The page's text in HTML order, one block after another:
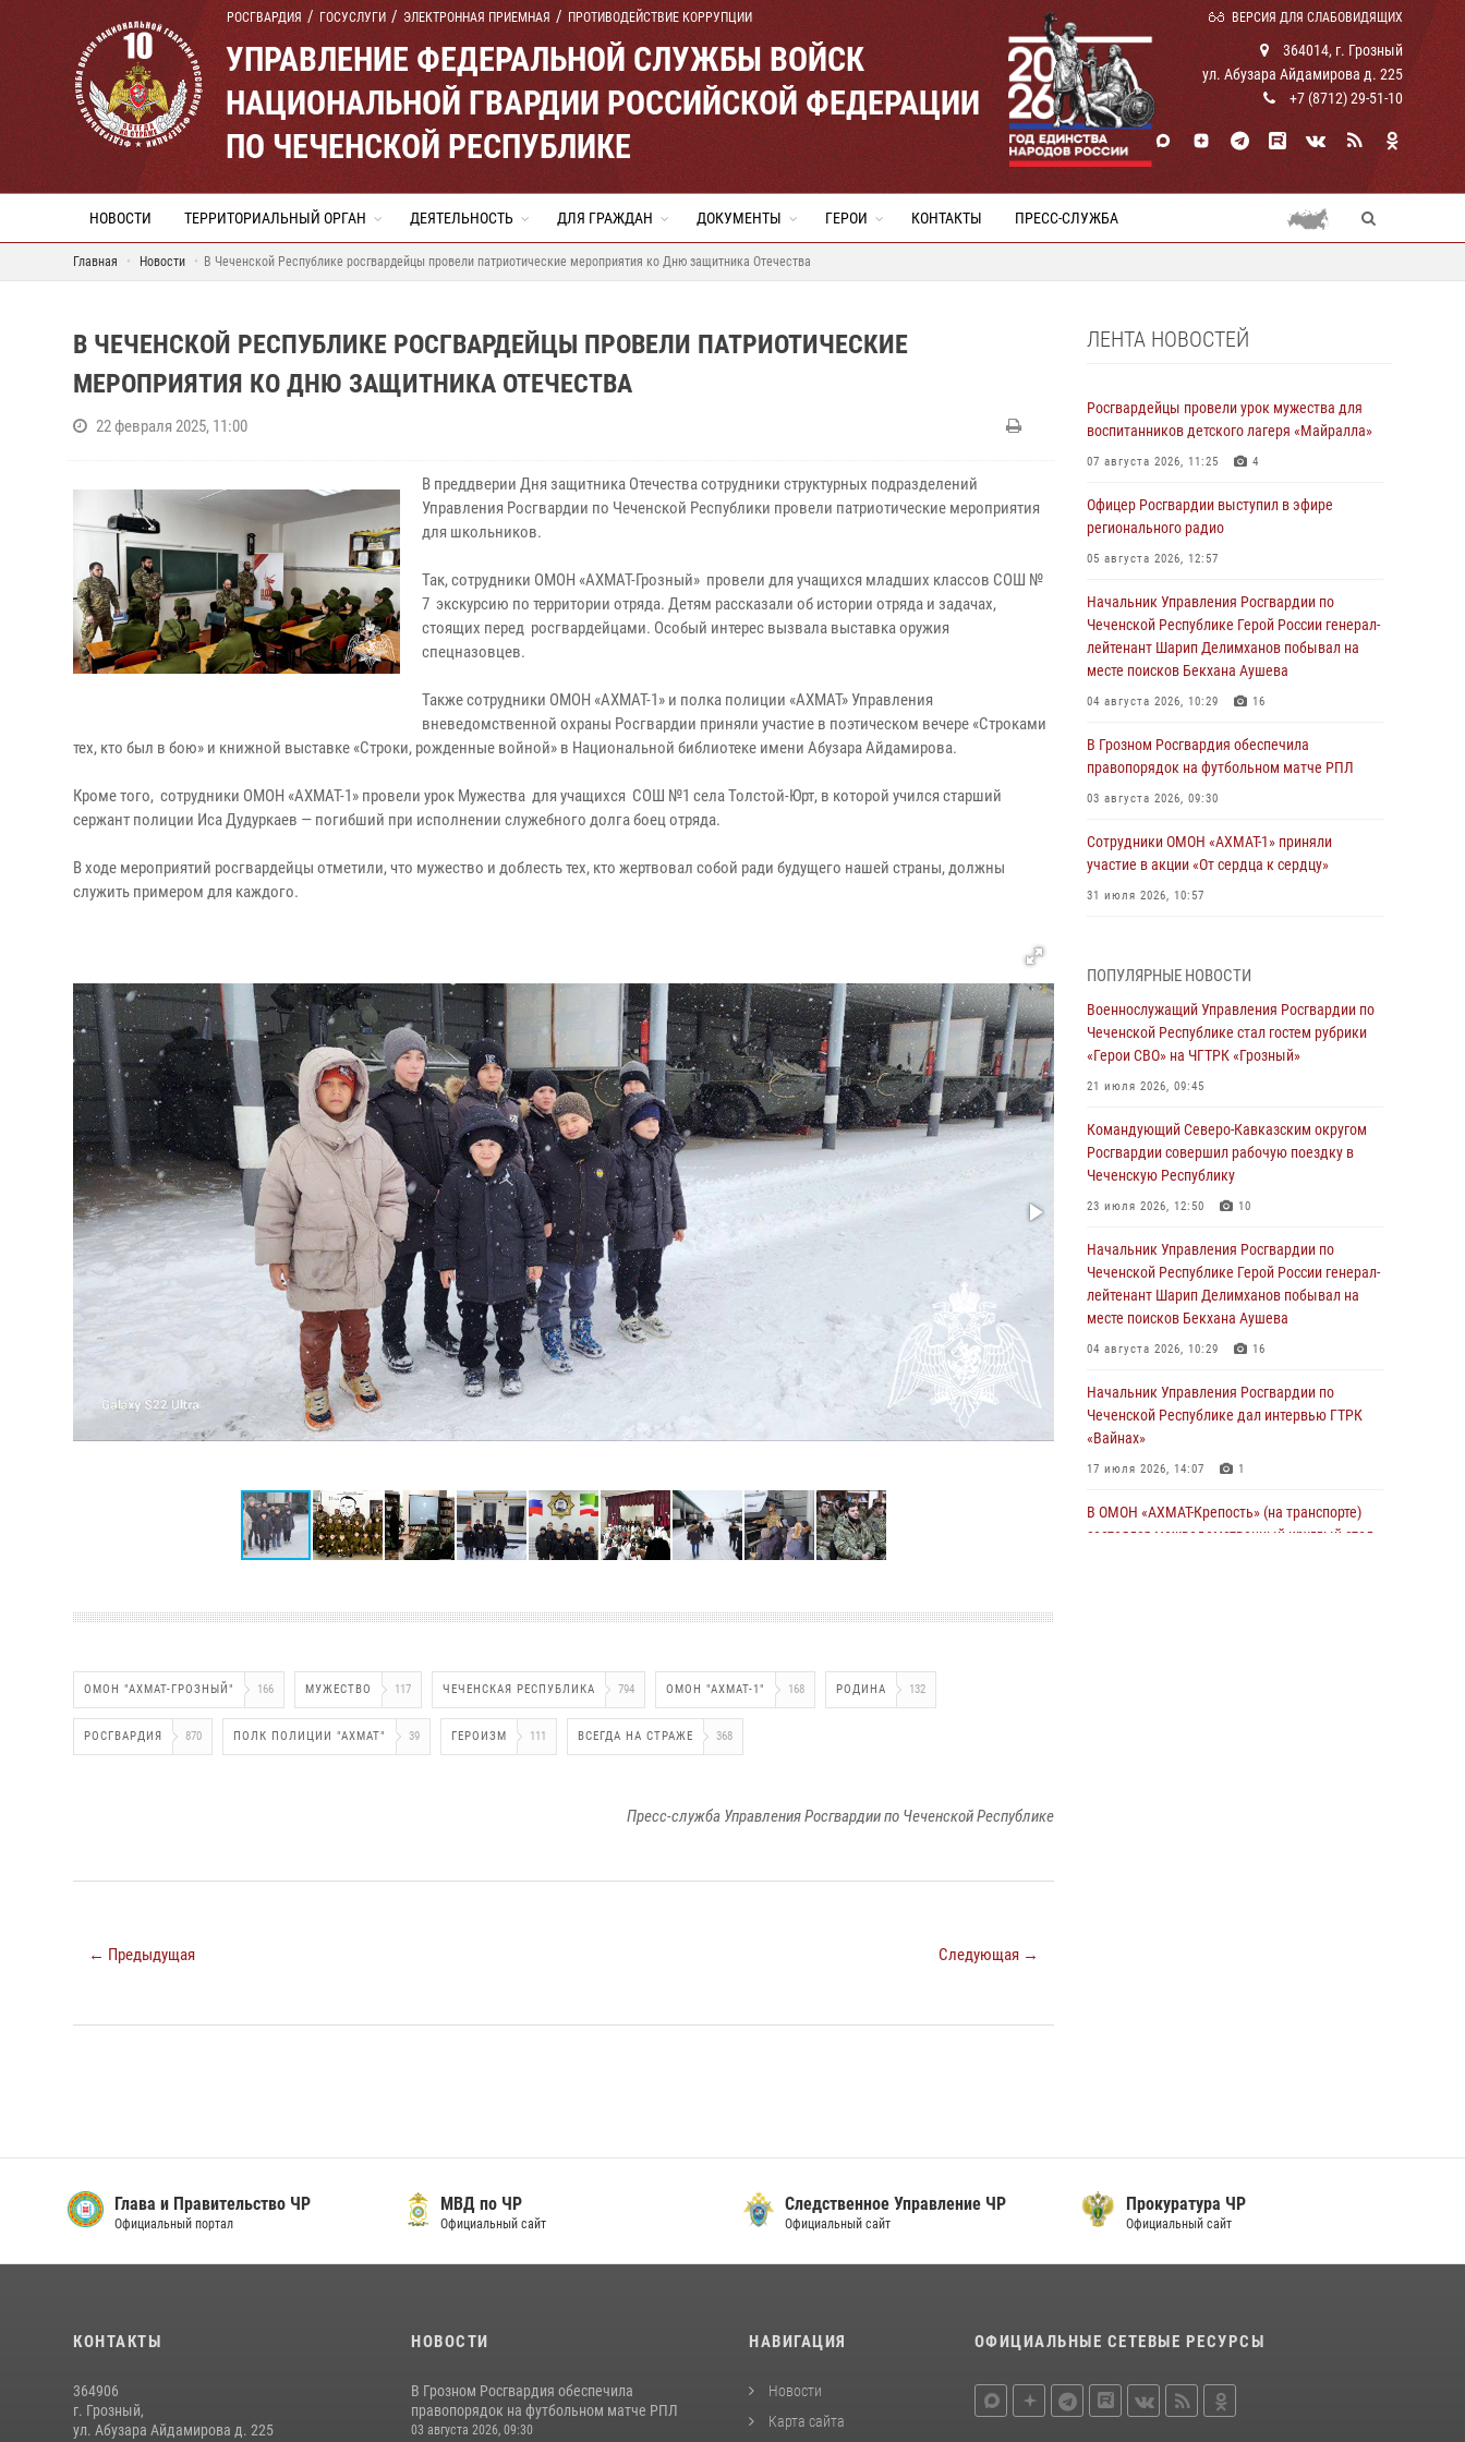
РОСГВАРДИЯ ГОСУСЛУГИ ЭЛЕКТРОННАЯ ПРИЕМНАЯ ПРОТИВОДЕЙСТВИЕ КОРРУПЦИИ ВЕРСИЯ ДЛЯ СЛАБОВИДЯЩИХ
УПРАВЛЕНИЕ ФЕДЕРАЛЬНОЙ СЛУЖБЫ ВОЙСК
НАЦИОНАЛЬНОЙ ГВАРДИИ РОССИЙСКОЙ ФЕДЕРАЦИИ
ПО ЧЕЧЕНСКОЙ РЕСПУБЛИКЕ
364014, г. Грозный
ул. Абузара Айдамирова д. 225
+7 (8712) 29-51-10
НОВОСТИ ТЕРРИТОРИАЛЬНЫЙ ОРГАН ДЕЯТЕЛЬНОСТЬ ДЛЯ ГРАЖДАН ДОКУМЕНТЫ ГЕРОИ КОНТАКТЫ ПРЕСС-СЛУЖБА
Главная Новости В Чеченской Республике росгвардейцы провели патриотические мероприятия ко Дню защитника Отечества
В ЧЕЧЕНСКОЙ РЕСПУБЛИКЕ РОСГВАРДЕЙЦЫ ПРОВЕЛИ ПАТРИОТИЧЕСКИЕ
МЕРОПРИЯТИЯ КО ДНЮ ЗАЩИТНИКА ОТЕЧЕСТВА
22 февраля 2025, 11:00
В преддверии Дня защитника Отечества сотрудники структурных подразделений
Управления Росгвардии по Чеченской Республики провели патриотические мероприятия
для школьников.
Так, сотрудники ОМОН «АХМАТ-Грозный» провели для учащихся младших классов СОШ №
7 экскурсию по территории отряда. Детям рассказали об истории отряда и задачах,
стоящих перед росгвардейцами. Особый интерес вызвала выставка оружия
спецназовцев.
Также сотрудники ОМОН «АХМАТ-1» и полка полиции «АХМАТ» Управления
вневедомственной охраны Росгвардии приняли участие в поэтическом вечере «Строками
тех, кто был в бою» и книжной выставке «Строки, рожденные войной» в Национальной библиотеке имени Абузара Айдамирова.
Кроме того, сотрудники ОМОН «АХМАТ-1» провели урок Мужества для учащихся СОШ №1 села Толстой-Юрт, в которой учился старший
сержант полиции Иса Дудуркаев — погибший при исполнении служебного долга боец отряда.
В ходе мероприятий росгвардейцы отметили, что мужество и доблесть тех, кто жертвовал собой ради будущего нашей страны, должны
служить примером для каждого.
ОМОН "АХМАТ-ГРОЗНЫЙ" 166 МУЖЕСТВО 117 ЧЕЧЕНСКАЯ РЕСПУБЛИКА 794 ОМОН "АХМАТ-1" 168 РОДИНА 132
РОСГВАРДИЯ 870 ПОЛК ПОЛИЦИИ "АХМАТ" 39 ГЕРОИЗМ 111 ВСЕГДА НА СТРАЖЕ 368
Пресс-служба Управления Росгвардии по Чеченской Республике
← Предыдущая Следующая →
ЛЕНТА НОВОСТЕЙ
Росгвардейцы провели урок мужества для
воспитанников детского лагеря «Майралла»
07 августа 2026, 11:25 4
Офицер Росгвардии выступил в эфире
регионального радио
05 августа 2026, 12:57
Начальник Управления Росгвардии по
Чеченской Республике Герой России генерал-
лейтенант Шарип Делимханов побывал на
месте поисков Бекхана Аушева
04 августа 2026, 10:29 16
В Грозном Росгвардия обеспечила
правопорядок на футбольном матче РПЛ
03 августа 2026, 09:30
Сотрудники ОМОН «АХМАТ-1» приняли
участие в акции «От сердца к сердцу»
31 июля 2026, 10:57
Командующий Северо-Кавказским округом
Росгвардии совершил рабочую поездку в
Чеченскую Республику
Военнослужащий Управления Росгвардии по
Чеченской Республике стал гостем рубрики
«Герои СВО» на ЧГТРК «Грозный»
В ДНР росгвардейцы уничтожили около 80
вражеских беспилотников самолётного типа
безопасность конно-спортивных
соревнований
ПОПУЛЯРНЫЕ НОВОСТИ
Военнослужащий Управления Росгвардии по
Чеченской Республике стал гостем рубрики
«Герои СВО» на ЧГТРК «Грозный»
21 июля 2026, 09:45
Командующий Северо-Кавказским округом
Росгвардии совершил рабочую поездку в
Чеченскую Республику
23 июля 2026, 12:50 10
Начальник Управления Росгвардии по
Чеченской Республике Герой России генерал-
лейтенант Шарип Делимханов побывал на
месте поисков Бекхана Аушева
04 августа 2026, 10:29 16
Начальник Управления Росгвардии по
Чеченской Республике дал интервью ГТРК
«Вайнах»
17 июля 2026, 14:07 1
В ОМОН «АХМАТ-Крепость» (на транспорте)
состоялся межведомственный круглый стол
Глава и Правительство ЧР
Официальный портал
МВД по ЧР
Официальный сайт
Следственное Управление ЧР
Официальный сайт
Прокуратура ЧР
Официальный сайт
КОНТАКТЫ
364906
г. Грозный,
ул. Абузара Айдамирова д. 225
НОВОСТИ
В Грозном Росгвардия обеспечила
правопорядок на футбольном матче РПЛ
03 августа 2026, 09:30
НАВИГАЦИЯ
Новости
Карта сайта
ОФИЦИАЛЬНЫЕ СЕТЕВЫЕ РЕСУРСЫ